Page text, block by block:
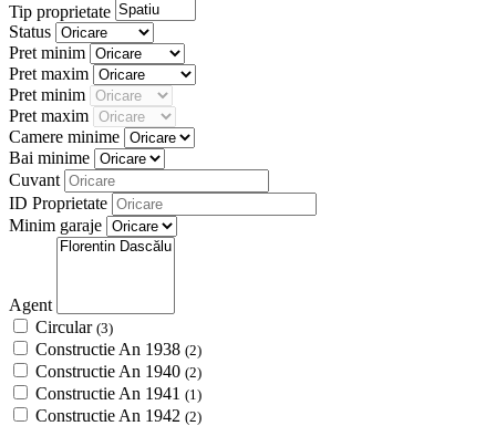
Tip proprietate
Status
Pret minim
Pret maxim
Pret minim
Pret maxim
Camere minime
Bai minime
Cuvant
ID Proprietate
Minim garaje
Agent
Circular (3)
Constructie An 1938 (2)
Constructie An 1940 (2)
Constructie An 1941 (1)
Constructie An 1942 (2)